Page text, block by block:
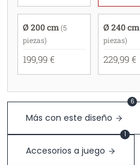
Ø 200 cm (5
piezas)
199,99 €
Ø 240 cm
piezas)
229,99 €
Más con este diseño
6
Accesorios a juego
1